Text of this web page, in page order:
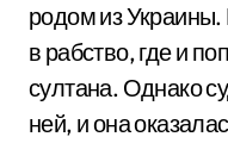
родом из
в рабство, где и
султана. Однако
ней, и она